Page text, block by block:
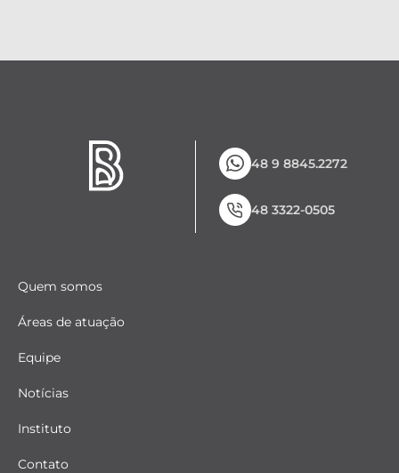
48 9 8845.2272
48 3322-0505
Quem somos
Áreas de atuação
Equipe
Notícias
Instituto
Contato